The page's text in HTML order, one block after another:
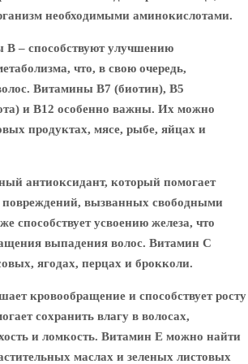
необходимыми аминокислотами.
B – способствуют улучшению
что, в свою очередь,
Витамины B7 (биотин), B5
и B12 особенно важны. Их можно
продуктах, мясе, рыбе, яйцах и
антиоксидант, который помогает
повреждений, вызванных свободными
способствует усвоению железа, что
выпадения волос. Витамин C
ягодах, перцах и брокколи.
кровообращение и способствует росту
сохранить влагу в волосах,
и ломкость. Витамин E можно найти
маслах и зеленых листовых